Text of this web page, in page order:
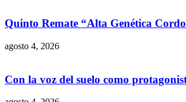
Quinto Remate “Alta Genética
agosto 4, 2026
Con la voz del suelo como